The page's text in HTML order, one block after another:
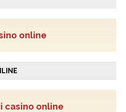
online
casino online